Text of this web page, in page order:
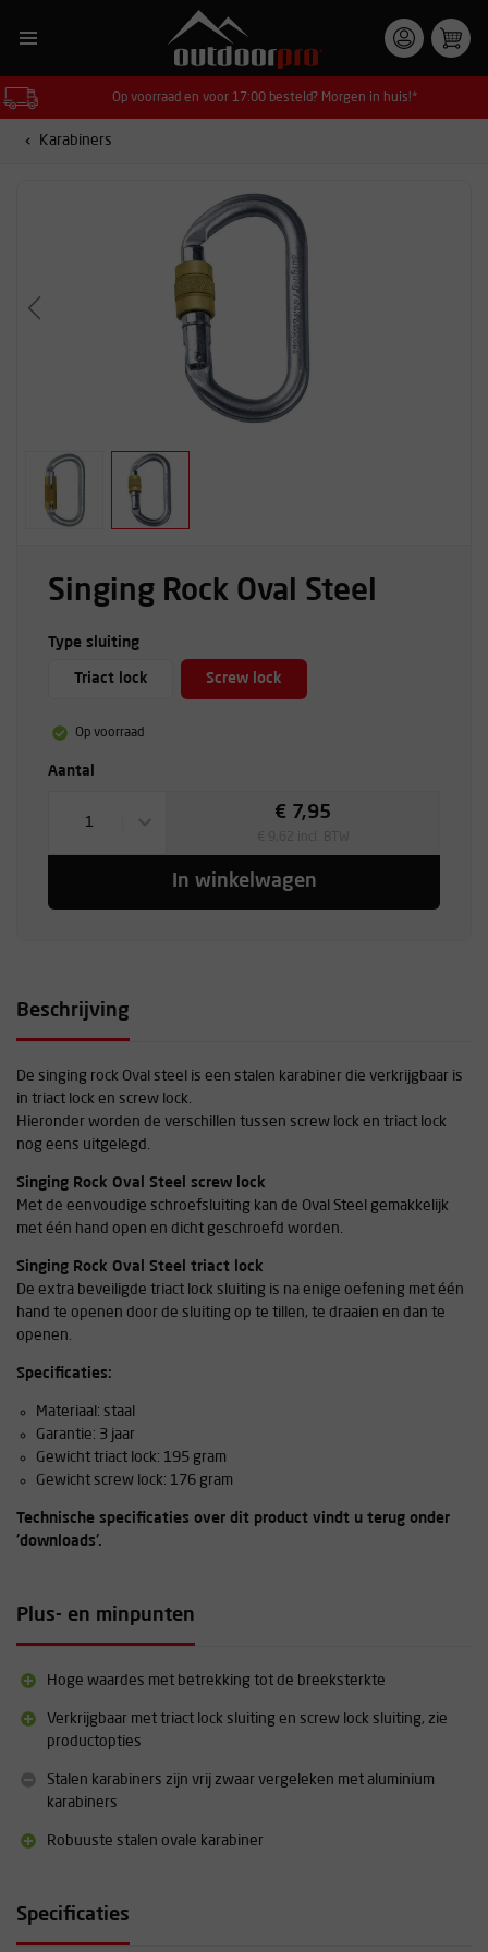
Op voorraad en voor 17:00 besteld? Morgen in huis!*
Karabiners
Singing Rock Oval Steel
Type sluiting
Triact lock Screw lock
Op voorraad
Aantal
1
€ 7,95
In winkelwagen
Beschrijving
De singing rock Oval steel is een stalen karabiner die verkrijgbaar is
in triact lock en screw lock.
Hieronder worden de verschillen tussen screw lock en triact lock
nog eens uitgelegd.
Singing Rock Oval Steel screw lock
Met de eenvoudige schroefsluiting kan de Oval Steel gemakkelijk
met één hand open en dicht geschroefd worden.
Singing Rock Oval Steel triact lock
De extra beveiligde triact lock sluiting is na enige oefening met één
hand te openen door de sluiting op te tillen, te draaien en dan te
openen.
Specificaties:
Materiaal: staal
Garantie: 3 jaar
Gewicht triact lock: 195 gram
Gewicht screw lock: 176 gram
Technische specificaties over dit product vindt u terug onder
'downloads'.
Plus- en minpunten
Hoge waardes met betrekking tot de breeksterkte
Verkrijgbaar met triact lock sluiting en screw lock sluiting, zie
productopties
Stalen karabiners zijn vrij zwaar vergeleken met aluminium
karabiners
Robuuste stalen ovale karabiner
Specificaties